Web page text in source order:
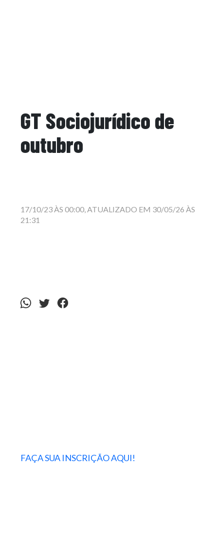
GT Sociojurídico de
outubro
17/10/23 ÀS 00:00, ATUALIZADO EM 30/05/26 ÀS
21:31
FAÇA SUA INSCRIÇÃO AQUI!